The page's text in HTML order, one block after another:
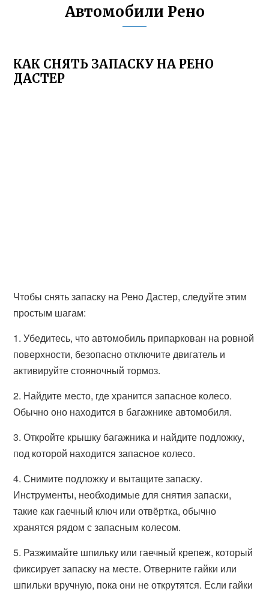
Автомобили Рено
КАК СНЯТЬ ЗАПАСКУ НА РЕНО
ДАСТЕР
Чтобы снять запаску на Рено Дастер, следуйте этим
простым шагам:
1. Убедитесь, что автомобиль припаркован на ровной
поверхности, безопасно отключите двигатель и
активируйте стояночный тормоз.
2. Найдите место, где хранится запасное колесо.
Обычно оно находится в багажнике автомобиля.
3. Откройте крышку багажника и найдите подложку,
под которой находится запасное колесо.
4. Снимите подложку и вытащите запаску.
Инструменты, необходимые для снятия запаски,
такие как гаечный ключ или отвёртка, обычно
хранятся рядом с запасным колесом.
5. Разжимайте шпильку или гаечный крепеж, который
фиксирует запаску на месте. Отверните гайки или
шпильки вручную, пока они не открутятся. Если гайки